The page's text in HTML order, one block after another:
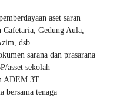
aset saran
Cafetaria, Gedung Aula,
dsb
sarana dan prasarana
asset sekolah
ADEM 3T
bersama tenaga